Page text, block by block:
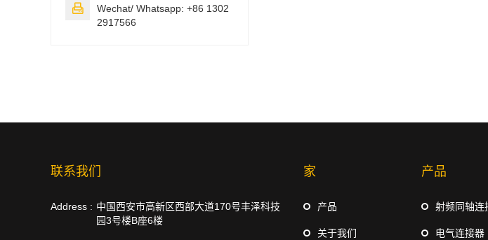

Wechat/ Whatsapp: +86 1302
2917566
联系我们
Address : 中国西安市高新区西部大道170号丰泽科技
园3号楼B座6楼
家
产品
关于我们
产品
射频同轴连
电气连接器